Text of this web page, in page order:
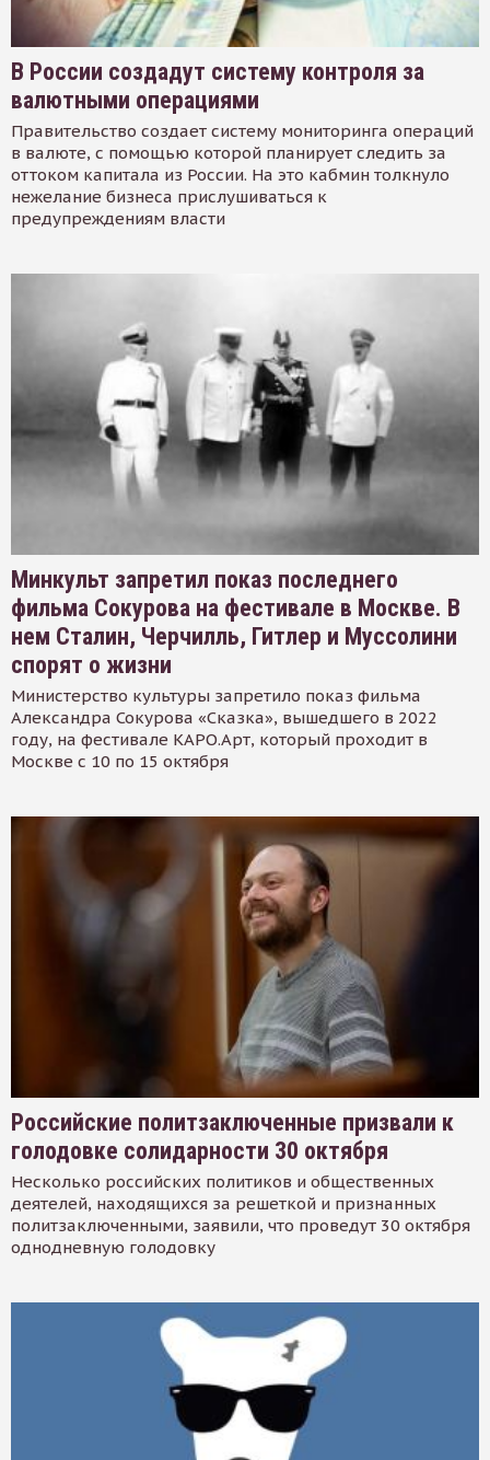
В России создадут систему контроля за
валютными операциями
Правительство создает систему мониторинга операций
в валюте, с помощью которой планирует следить за
оттоком капитала из России. На это кабмин толкнуло
нежелание бизнеса прислушиваться к
предупреждениям власти
Минкульт запретил показ последнего
фильма Сокурова на фестивале в Москве. В
нем Сталин, Черчилль, Гитлер и Муссолини
спорят о жизни
Министерство культуры запретило показ фильма
Александра Сокурова «Сказка», вышедшего в 2022
году, на фестивале КАРО.Арт, который проходит в
Москве с 10 по 15 октября
Российские политзаключенные призвали к
голодовке солидарности 30 октября
Несколько российских политиков и общественных
деятелей, находящихся за решеткой и признанных
политзаключенными, заявили, что проведут 30 октября
однодневную голодовку